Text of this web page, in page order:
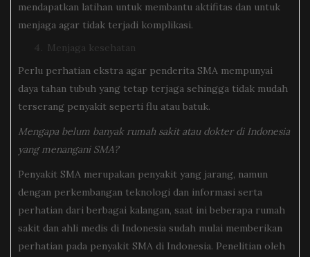
mendapatkan latihan untuk membantu aktifitas dan untuk
menjaga agar tidak terjadi komplikasi.
Menjaga kesehatan
Perlu perhatian ekstra agar penderita SMA mempunyai
daya tahan tubuh yang tetap terjaga sehingga tidak mudah
terserang penyakit seperti flu atau batuk.
Mengapa belum banyak rumah sakit atau dokter di Indonesia
yang menangani SMA?
Penyakit SMA merupakan penyakit yang jarang, namun
dengan perkembangan teknologi dan informasi serta
perhatian dari berbagai kalangan, saat ini beberapa rumah
sakit dan ahli medis di Indonesia sudah mulai memberikan
perhatian pada penyakit SMA di Indonesia. Penelitian oleh